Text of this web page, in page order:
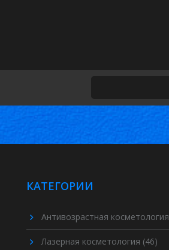
КАТЕГОРИИ
Антивозрастная косметология
Лазерная косметология (46)